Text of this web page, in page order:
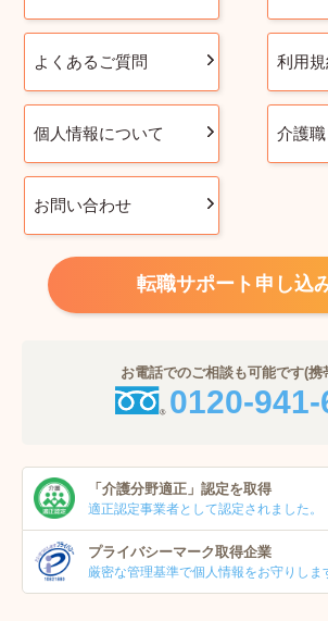
よくあるご質問 利用
個人情報について 介護
お問い合わせ
転職サポート申し込
お電話でのご相談も可能です(携
0120-941-
「介護分野適正」 認定を取得
適正認定事業者として認定されました。
プライバシーマーク取得企業
厳密な管理基準で個人情報をお守りしま